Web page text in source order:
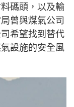
碼頭，以及輸
曾與煤氣公司
希望找到替代
設施的安全風